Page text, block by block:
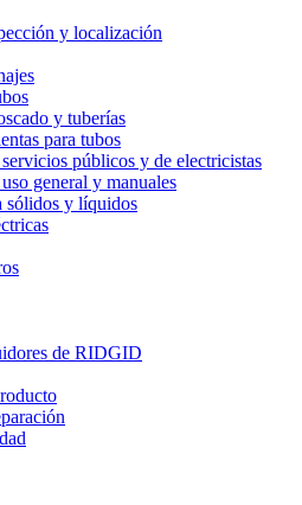
y localización
y tuberías
para tubos
públicos y de electricistas
general y manuales
sólidos y líquidos
de RIDGID